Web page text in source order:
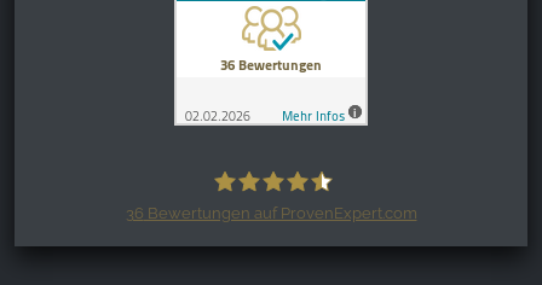
36 Bewertungen auf ProvenExpert.com